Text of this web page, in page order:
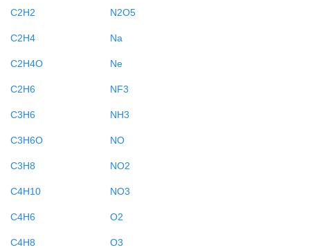
C2H2
C2H4
C2H4O
C2H6
C3H6
C3H6O
C3H8
C4H10
C4H6
C4H8
N2O5
Na
Ne
NF3
NH3
NO
NO2
NO3
O2
O3